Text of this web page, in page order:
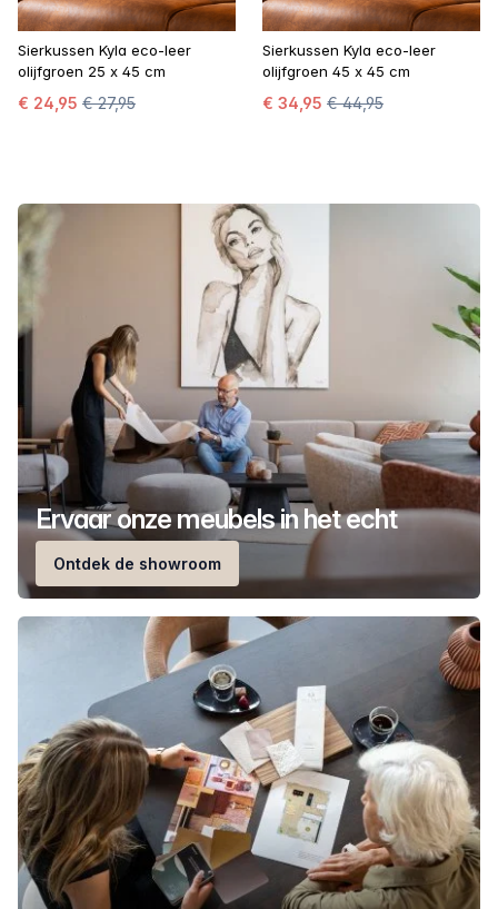
Sierkussen Kyla eco-leer
olijfgroen 25 x 45 cm
€ 24,95 € 27,95
Sierkussen Kyla eco-leer
olijfgroen 45 x 45 cm
€ 34,95 € 44,95
Ervaar onze meubels in het echt
Ontdek de showroom